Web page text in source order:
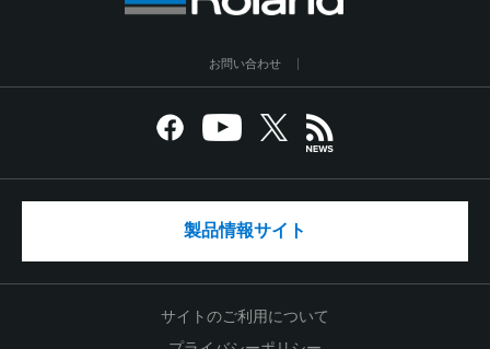
お問い合わせ
製品情報サイト
サイトのご利用について